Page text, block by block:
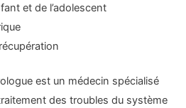
et de l’adolescent
est un médecin spécialisé
des troubles du système